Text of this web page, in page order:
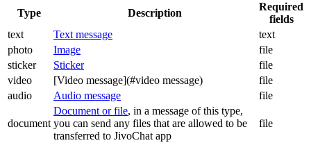
Type Description
Required
fields
text
Text message
text
photo
Image
file
sticker
Sticker
file
video
[Video message](#video message)
file
audio
Audio message file
document
Document or file, in a message of this type,
you can send any files that are allowed to be
transferred to JivoChat app
file